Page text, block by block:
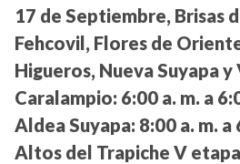
17 de Septiembre, Brisas
Fehcovil, Flores de
Higueros, Nueva Suyapa y
Caralampio: 6:00 a. m. a
Aldea Suyapa: 8:00 a. m. a
Altos del Trapiche V